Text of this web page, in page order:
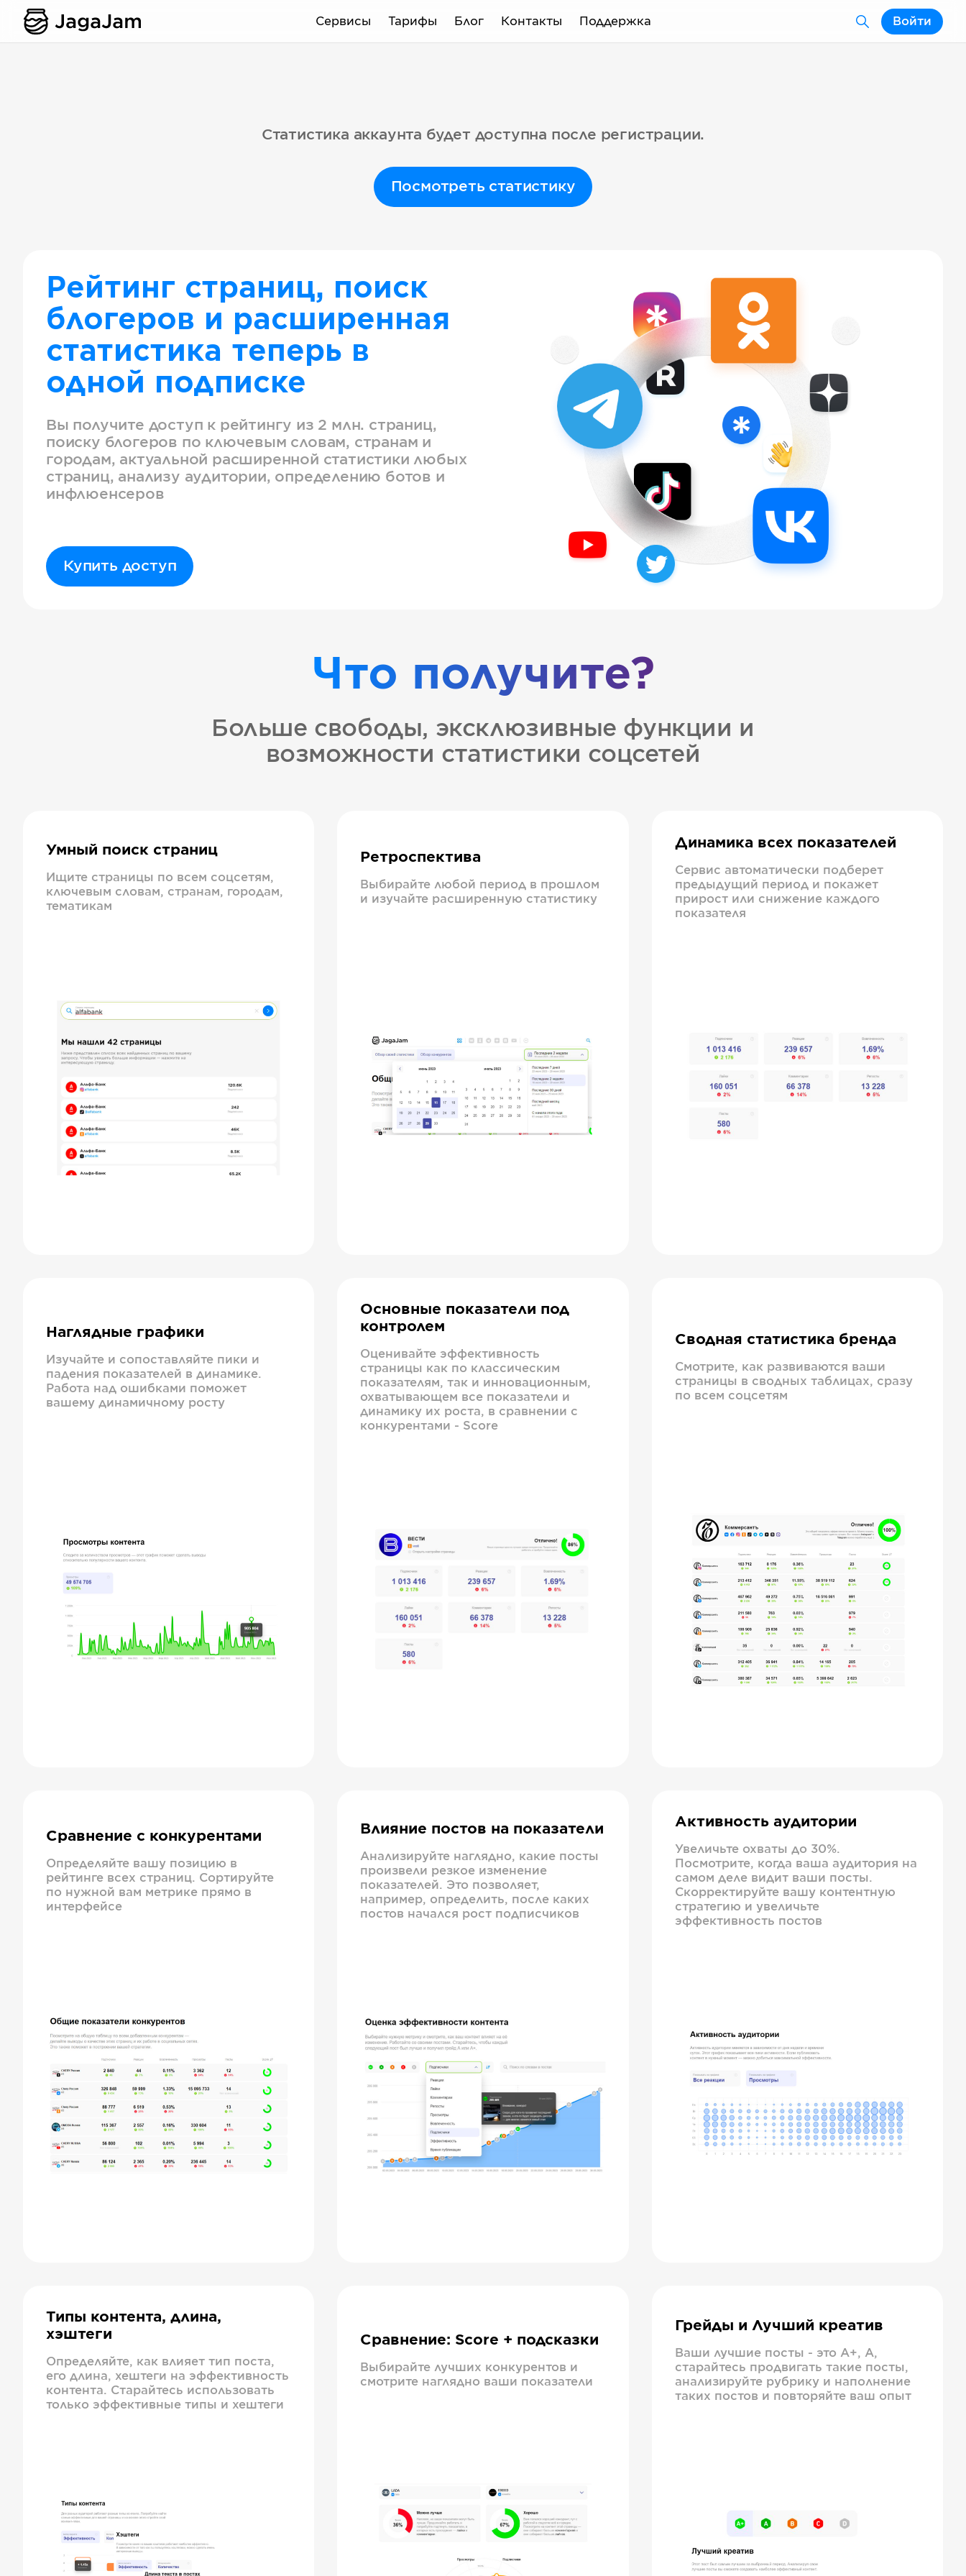
Сервисы Тарифы Блог Контакты Поддержка Войти
Статистика аккаунта будет доступна после регистрации.
Посмотреть статистику
Рейтинг страниц, поиск
блогеров и расширенная
статистика теперь в
одной подписке
Вы получите доступ к рейтингу из 2 млн. страниц,
поиску блогеров по ключевым словам, странам и
городам, актуальной расширенной статистики любых
страниц, анализу аудитории, определению ботов и
инфлюенсеров
Купить доступ
Что получите?
Больше свободы, эксклюзивные функции и
возможности статистики соцсетей
Умный поиск страниц
Ищите страницы по всем соцсетям,
ключевым словам, странам, городам,
тематикам
Ретроспектива
Выбирайте любой период в прошлом
и изучайте расширенную статистику
Динамика всех показателей
Сервис автоматически подберет
предыдущий период и покажет
прирост или снижение каждого
показателя
Наглядные графики
Изучайте и сопоставляйте пики и
падения показателей в динамике.
Работа над ошибками поможет
вашему динамичному росту
Основные показатели под
контролем
Оценивайте эффективность
страницы как по классическим
показателям, так и инновационным,
охватывающем все показатели и
динамику их роста, в сравнении с
конкурентами - Score
Сводная статистика бренда
Смотрите, как развиваются ваши
страницы в сводных таблицах, сразу
по всем соцсетям
Сравнение с конкурентами
Определяйте вашу позицию в
рейтинге всех страниц. Сортируйте
по нужной вам метрике прямо в
интерфейсе
Влияние постов на показатели
Анализируйте наглядно, какие посты
произвели резкое изменение
показателей. Это позволяет,
например, определить, после каких
постов начался рост подписчиков
Активность аудитории
Увеличьте охваты до 30%.
Посмотрите, когда ваша аудитория на
самом деле видит ваши посты.
Скорректируйте вашу контентную
стратегию и увеличьте
эффективность постов
Типы контента, длина,
хэштеги
Определяйте, как влияет тип поста,
его длина, хештеги на эффективность
контента. Старайтесь использовать
только эффективные типы и хештеги
Сравнение: Score + подсказки
Выбирайте лучших конкурентов и
смотрите наглядно ваши показатели
Грейды и Лучший креатив
Ваши лучшие посты - это А+, А,
старайтесь продвигать такие посты,
анализируйте рубрику и наполнение
таких постов и повторяйте ваш опыт